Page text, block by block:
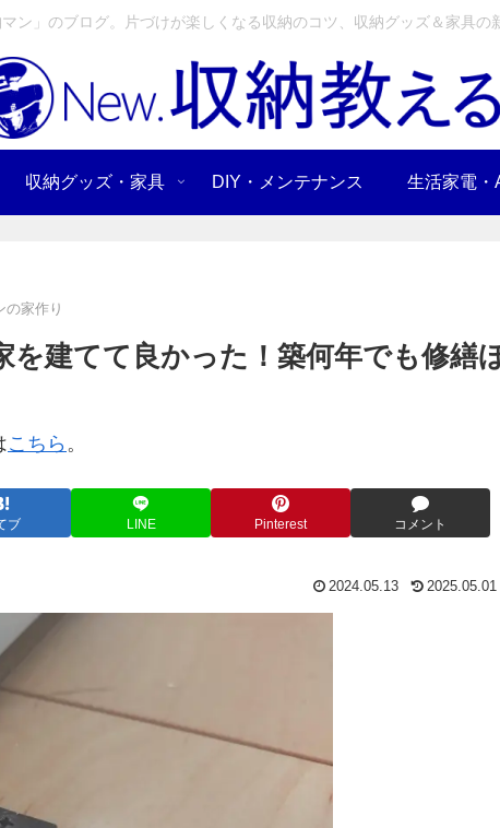
ン」のブログ。片づけが楽しくなる収納のコツ、収納グッズ＆家具の
収納グッズ・家具 DIY・メンテナンス 生活家電・
の家作り
建てて良かった！築何年でも修繕
こちら 。
ブ LINE Pinterest コメント
2024.05.13 2025.05.01